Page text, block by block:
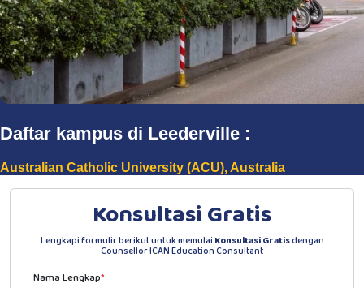
Daftar kampus di Leederville :
Australian Catholic University (ACU), Australia